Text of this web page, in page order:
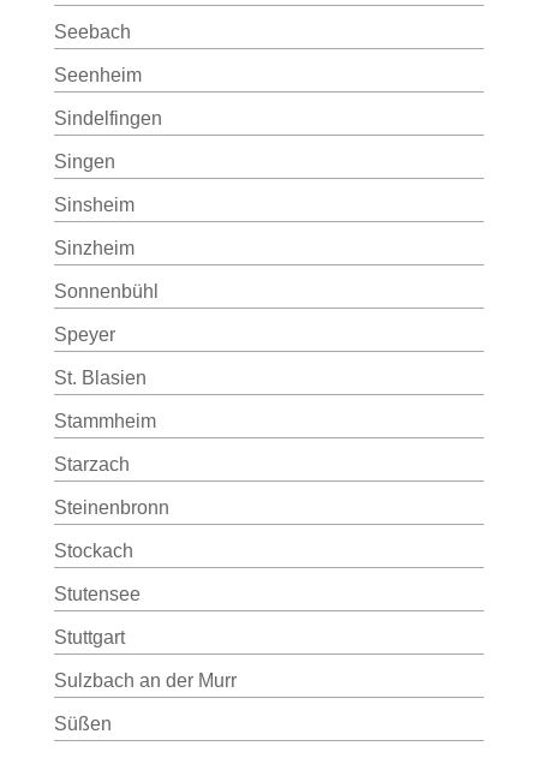
Seebach
Seenheim
Sindelfingen
Singen
Sinsheim
Sinzheim
Sonnenbühl
Speyer
St. Blasien
Stammheim
Starzach
Steinenbronn
Stockach
Stutensee
Stuttgart
Sulzbach an der Murr
Süßen